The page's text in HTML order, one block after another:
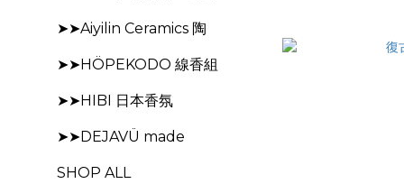
➤➤Aiyilin Ceramics 陶
➤➤HÖPEKODO 線香組
➤➤HIBI 日本香氛
➤➤DEJAVÜ made
SHOP ALL